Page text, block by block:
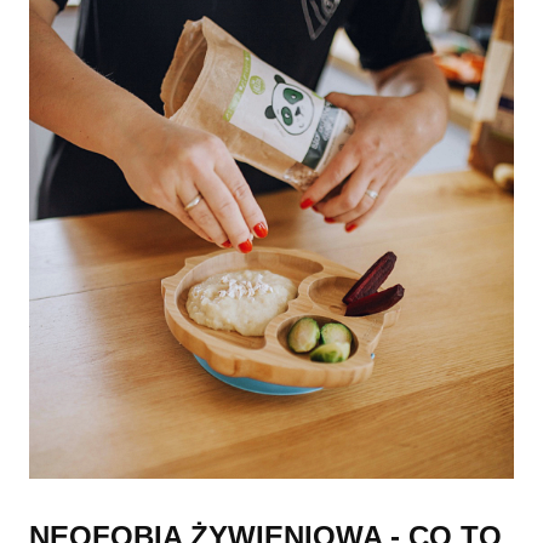
NEOFOBIA ŻYWIENIOWA - CO TO